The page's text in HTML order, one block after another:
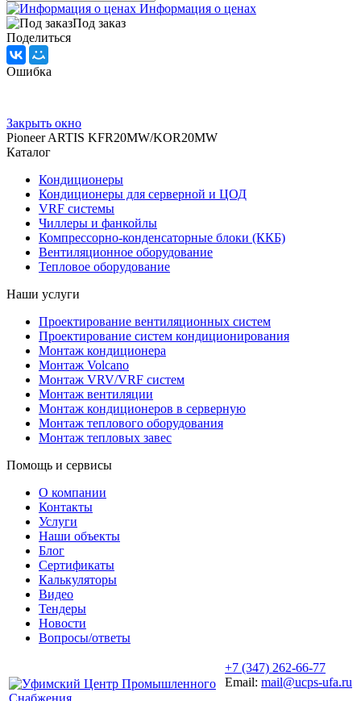
Информация о ценах
Под заказ
Поделиться
Ошибка
Закрыть окно
Pioneer ARTIS KFR20MW/KOR20MW
Каталог
Кондиционеры
Кондиционеры для серверной и ЦОД
VRF системы
Чиллеры и фанкойлы
Компрессорно-конденсаторные блоки (ККБ)
Вентиляционное оборудование
Тепловое оборудование
Наши услуги
Проектирование вентиляционных систем
Проектирование систем кондиционирования
Монтаж кондиционера
Монтаж Volcano
Монтаж VRV/VRF систем
Монтаж вентиляции
Монтаж кондиционеров в серверную
Монтаж теплового оборудования
Монтаж тепловых завес
Помощь и сервисы
О компании
Контакты
Услуги
Наши объекты
Блог
Сертификаты
Калькуляторы
Видео
Тендеры
Новости
Вопросы/ответы
+7 (347) 262-66-77
Email: mail@ucps-ufa.ru